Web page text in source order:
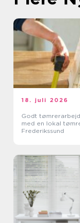
18. juli 2026
Godt
med en lokal
Frederikssund